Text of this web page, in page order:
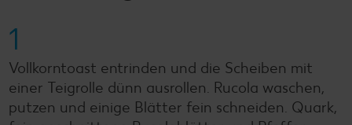
1
Vollkorntoast entrinden und die Scheiben mit
einer Teigrolle dünn ausrollen. Rucola waschen,
putzen und einige Blätter fein schneiden. Quark,